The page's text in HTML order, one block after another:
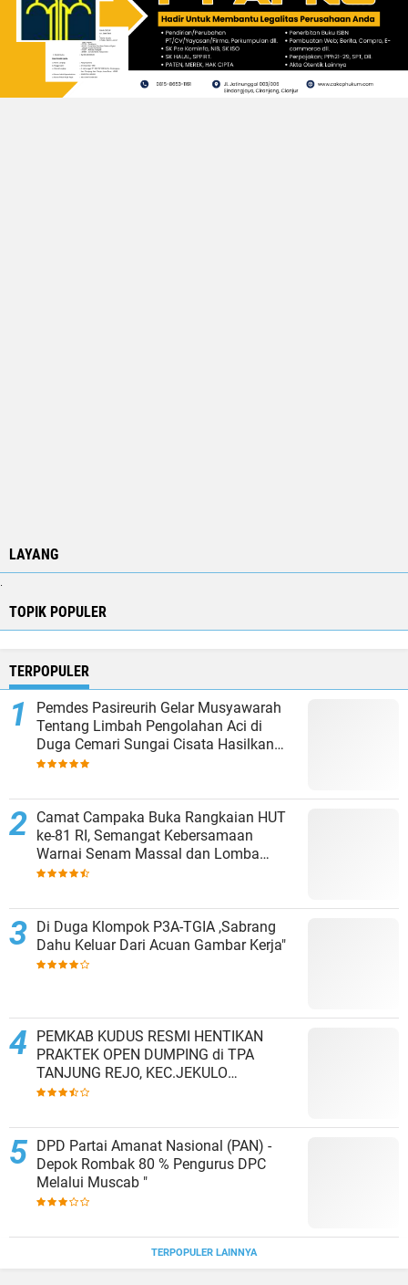
LAYANG
TOPIK POPULER
TERPOPULER
Pemdes Pasireurih Gelar Musyawarah
Tentang Limbah Pengolahan Aci di
Duga Cemari Sungai Cisata Hasilkan
Kesepakatan Tutup Sementara
Camat Campaka Buka Rangkaian HUT
ke-81 RI, Semangat Kebersamaan
Warnai Senam Massal dan Lomba
Karaoke Perangkat Desa
Di Duga Klompok P3A-TGIA ,Sabrang
Dahu Keluar Dari Acuan Gambar Kerja"
PEMKAB KUDUS RESMI HENTIKAN
PRAKTEK OPEN DUMPING di TPA
TANJUNG REJO, KEC.JEKULO
KAB.KUDUS,BERLAKUKAN SISTEM
DPD Partai Amanat Nasional (PAN) -
Depok Rombak 80 % Pengurus DPC
Melalui Muscab "
TERPOPULER LAINNYA